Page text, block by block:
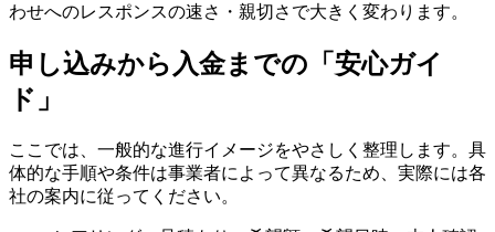
わせへのレスポンスの速さ・親切さで大きく変わります。
申し込みから入金までの「安心ガイ
ド」
ここでは、一般的な進行イメージをやさしく整理します。具
体的な手順や条件は事業者によって異なるため、実際には各
社の案内に従ってください。